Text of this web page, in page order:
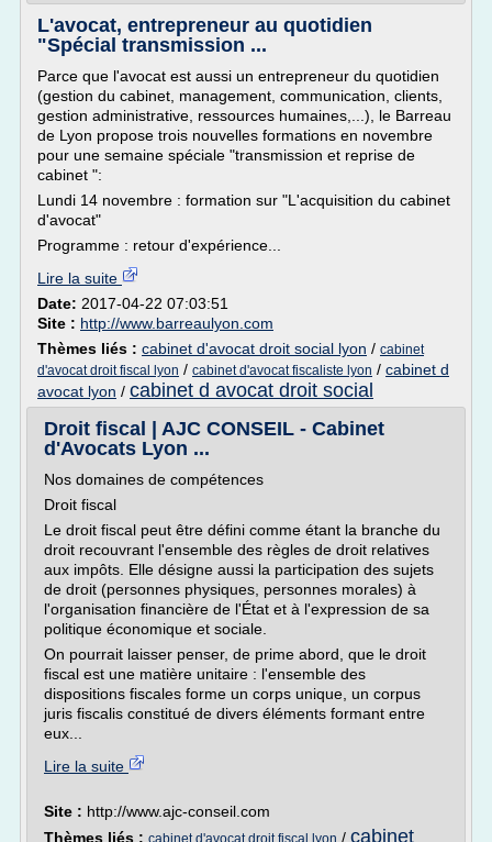
L'avocat, entrepreneur au quotidien
"Spécial transmission ...
Parce que l'avocat est aussi un entrepreneur du quotidien
(gestion du cabinet, management, communication, clients,
gestion administrative, ressources humaines,...), le Barreau
de Lyon propose trois nouvelles formations en novembre
pour une semaine spéciale "transmission et reprise de
cabinet ":
Lundi 14 novembre : formation sur "L'acquisition du cabinet
d'avocat"
Programme : retour d'expérience...
Lire la suite
Date: 2017-04-22 07:03:51
Site : http://www.barreaulyon.com
Thèmes liés : cabinet d'avocat droit social lyon / cabinet
d'avocat droit fiscal lyon / cabinet d'avocat fiscaliste lyon / cabinet d
avocat lyon / cabinet d avocat droit social
Droit fiscal | AJC CONSEIL - Cabinet
d'Avocats Lyon ...
Nos domaines de compétences
Droit fiscal
Le droit fiscal peut être défini comme étant la branche du
droit recouvrant l'ensemble des règles de droit relatives
aux impôts. Elle désigne aussi la participation des sujets
de droit (personnes physiques, personnes morales) à
l'organisation financière de l'État et à l'expression de sa
politique économique et sociale.
On pourrait laisser penser, de prime abord, que le droit
fiscal est une matière unitaire : l'ensemble des
dispositions fiscales forme un corps unique, un corpus
juris fiscalis constitué de divers éléments formant entre
eux...
Lire la suite
Site : http://www.ajc-conseil.com
Thèmes liés : cabinet d'avocat droit fiscal lyon / cabinet